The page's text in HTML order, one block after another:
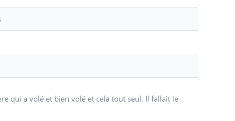
qui a volé et bien volé et cela tout seul. Il fallait le